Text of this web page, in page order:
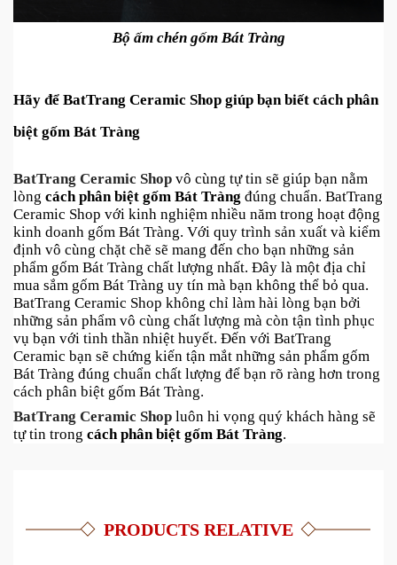
Bộ ấm chén gốm Bát Tràng
Hãy để BatTrang Ceramic Shop giúp bạn biết cách phân
biệt gốm Bát Tràng
BatTrang Ceramic Shop vô cùng tự tin sẽ giúp bạn nằm
lòng cách phân biệt gốm Bát Tràng đúng chuẩn. BatTrang
Ceramic Shop với kinh nghiệm nhiều năm trong hoạt động
kinh doanh gốm Bát Tràng. Với quy trình sản xuất và kiểm
định vô cùng chặt chẽ sẽ mang đến cho bạn những sản
phẩm gốm Bát Tràng chất lượng nhất. Đây là một địa chỉ
mua sắm gốm Bát Tràng uy tín mà bạn không thể bỏ qua.
BatTrang Ceramic Shop không chỉ làm hài lòng bạn bởi
những sản phẩm vô cùng chất lượng mà còn tận tình phục
vụ bạn với tinh thần nhiệt huyết. Đến với BatTrang
Ceramic bạn sẽ chứng kiến tận mắt những sản phẩm gốm
Bát Tràng đúng chuẩn chất lượng để bạn rõ ràng hơn trong
cách phân biệt gốm Bát Tràng.
BatTrang Ceramic Shop luôn hi vọng quý khách hàng sẽ
tự tin trong cách phân biệt gốm Bát Tràng.
PRODUCTS RELATIVE